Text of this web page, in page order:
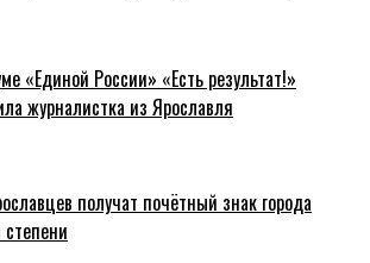
«Единой России» «Есть результат!»
журналистка из Ярославля
получат почётный знак города
степени